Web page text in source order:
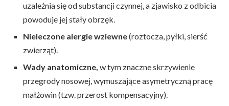
uzależnia się od substancji czynnej, a zjawisko z odbicia
powoduje jej stały obrzęk.
Nieleczone alergie wziewne(roztocza, pyłki, sierść
zwierząt).
Wady anatomiczne, w tym znaczne skrzywienie
przegrody nosowej, wymuszające asymetryczną pracę
małżowin (tzw. przerost kompensacyjny).